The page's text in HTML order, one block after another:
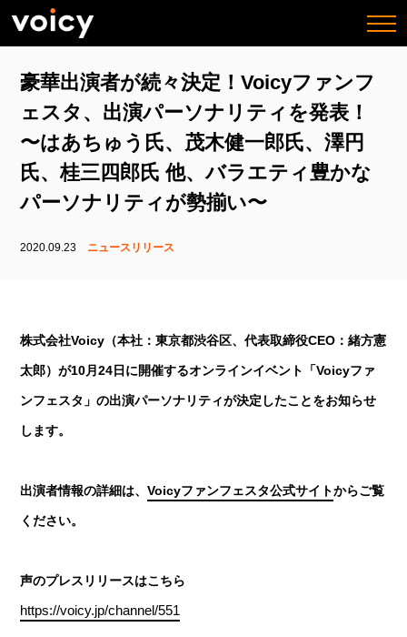
豪華出演者が続々決定！Voicyファンフ
ェスタ、出演パーソナリティを発表！
〜はあちゅう氏、茂木健一郎氏、澤円
氏、桂三四郎氏 他、バラエティ豊かな
パーソナリティが勢揃い〜
2020.09.23 ニュースリリース
株式会社Voicy（本社：東京都渋谷区、代表取締役CEO：緒方憲
太郎）が10月24日に開催するオンラインイベント「Voicyファ
ンフェスタ」の出演パーソナリティが決定したことをお知らせ
します。
出演者情報の詳細は、Voicyファンフェスタ公式サイトからご覧
ください。
声のプレスリリースはこちら
https://voicy.jp/channel/551